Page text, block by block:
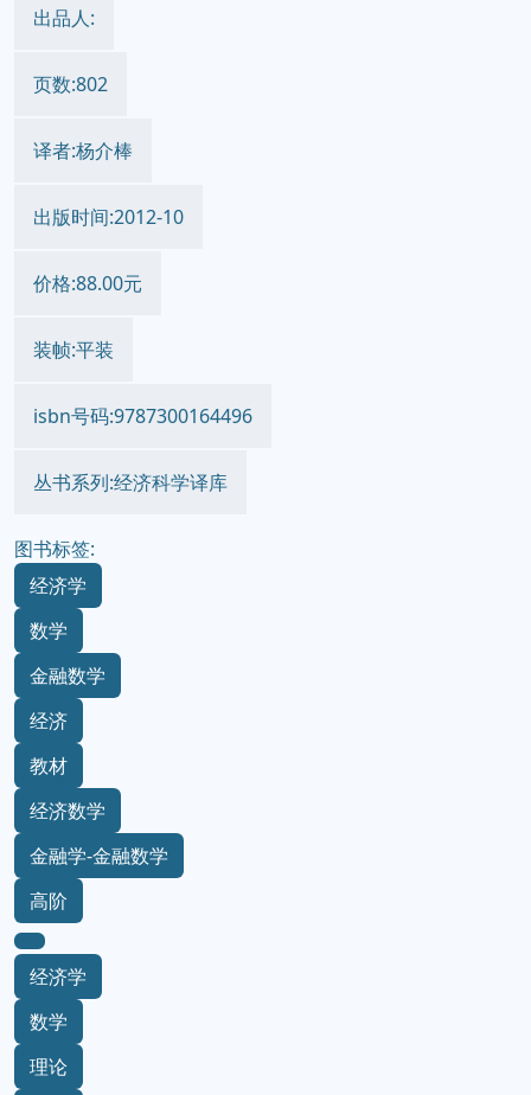
出品人:
页数:802
译者:杨介棒
出版时间:2012-10
价格:88.00元
装帧:平装
isbn号码:9787300164496
丛书系列:经济科学译库
图书标签:
经济学
数学
金融数学
经济
教材
经济数学
金融学-金融数学
高阶
经济学
数学
理论